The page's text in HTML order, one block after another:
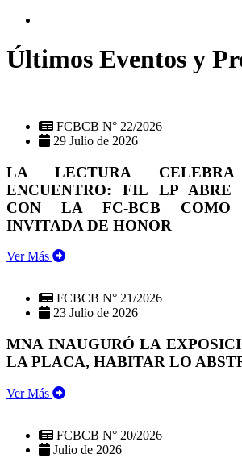
Últimos Eventos y
FCBCB N° 22/2026
29 Julio de 2026
LA LECTURA
ENCUENTRO: FIL LP ABRE
CON LA FC-BCB COMO
INVITADA DE HONOR
Ver Más
FCBCB N° 21/2026
23 Julio de 2026
MNA INAUGURÓ LA
LA PLACA, HABITAR LO
Ver Más
FCBCB N° 20/2026
Julio de 2026